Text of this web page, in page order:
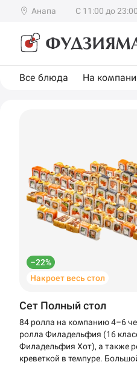
Анапа С 11:00 до 23:00
Все блюда На
–22%
Накроет весь стол
Сет Полный стол
84 ролла на компанию 4–6
ролла Филадельфия (16
Филадельфия Хот), а также
креветкой в темпуре.